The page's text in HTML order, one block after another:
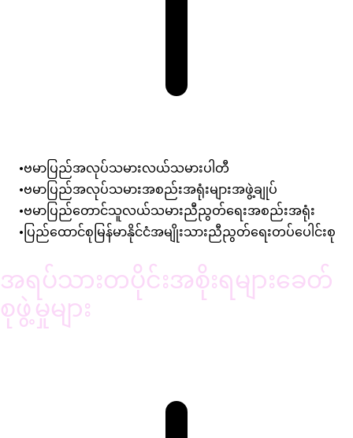
ဗမာပြည်အလုပ်သမားလယ်သမားပါတီ
ဗမာပြည်အလုပ်သမားအစည်းအရုံးများအဖွဲ့ချုပ်
ဗမာပြည်တောင်သူလယ်သမားညီညွတ်ရေးအစည်းအရုံး
ပြည်ထောင်စုမြန်မာနိုင်ငံအမျိုးသားညီညွတ်ရေးတပ်ပေါင်းစု
အရပ်သားတပိုင်းအစိုးရများခေတ်
စုဖွဲ့မှုများ